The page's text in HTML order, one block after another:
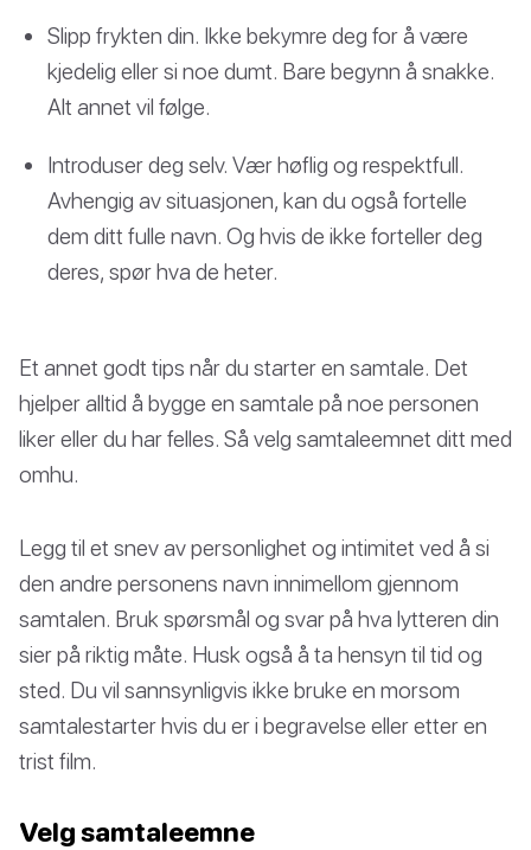
Slipp frykten din. Ikke bekymre deg for å være
kjedelig eller si noe dumt. Bare begynn å snakke.
Alt annet vil følge.
Introduser deg selv. Vær høflig og respektfull.
Avhengig av situasjonen, kan du også fortelle
dem ditt fulle navn. Og hvis de ikke forteller deg
deres, spør hva de heter.
Et annet godt tips når du starter en samtale. Det
hjelper alltid å bygge en samtale på noe personen
liker eller du har felles. Så velg samtaleemnet ditt med
omhu.
Legg til et snev av personlighet og intimitet ved å si
den andre personens navn innimellom gjennom
samtalen. Bruk spørsmål og svar på hva lytteren din
sier på riktig måte. Husk også å ta hensyn til tid og
sted. Du vil sannsynligvis ikke bruke en morsom
samtalestarter hvis du er i begravelse eller etter en
trist film.
Velg samtaleemne